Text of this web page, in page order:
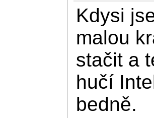
Kdysi
malou
stačit a
hučí
bedně.